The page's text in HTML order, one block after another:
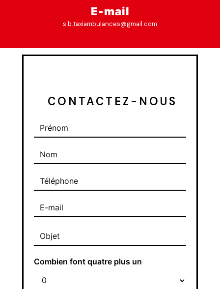
E-mail
s.b.taxiambulances@gmail.com
CONTACTEZ-NOUS
Combien font quatre plus un